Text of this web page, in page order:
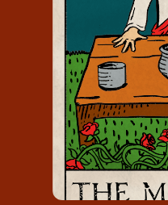
De Magiër
staat voor